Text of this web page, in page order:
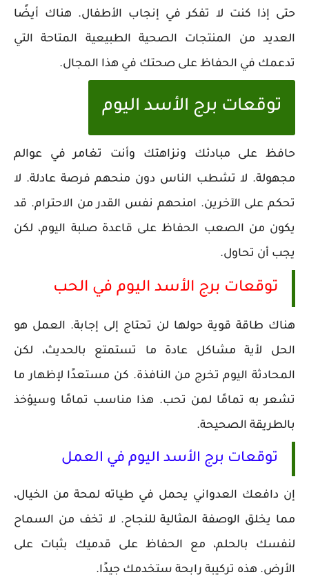
حتى إذا كنت لا تفكر في إنجاب الأطفال. هناك أيضًا
العديد من المنتجات الصحية الطبيعية المتاحة التي
تدعمك في الحفاظ على صحتك في هذا المجال.
توقعات برج الأسد اليوم
حافظ على مبادئك ونزاهتك وأنت تغامر في عوالم
مجهولة. لا تشطب الناس دون منحهم فرصة عادلة. لا
تحكم على الآخرين. امنحهم نفس القدر من الاحترام. قد
يكون من الصعب الحفاظ على قاعدة صلبة اليوم، لكن
يجب أن تحاول.
توقعات برج الأسد اليوم في الحب
هناك طاقة قوية حولها لن تحتاج إلى إجابة. العمل هو
الحل لأية مشاكل عادة ما تستمتع بالحديث، لكن
المحادثة اليوم تخرج من النافذة. كن مستعدًا لإظهار ما
تشعر به تمامًا لمن تحب. هذا مناسب تمامًا وسيؤخذ
بالطريقة الصحيحة.
توقعات برج الأسد اليوم في العمل
إن دافعك العدواني يحمل في طياته لمحة من الخيال،
مما يخلق الوصفة المثالية للنجاح. لا تخف من السماح
لنفسك بالحلم، مع الحفاظ على قدميك بثبات على
الأرض. هذه تركيبة رابحة ستخدمك جيدًا.